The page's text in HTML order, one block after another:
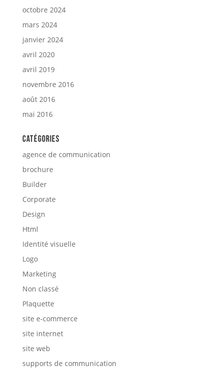
octobre 2024
mars 2024
janvier 2024
avril 2020
avril 2019
novembre 2016
août 2016
mai 2016
Catégories
agence de communication
brochure
Builder
Corporate
Design
Html
Identité visuelle
Logo
Marketing
Non classé
Plaquette
site e-commerce
site internet
site web
supports de communication